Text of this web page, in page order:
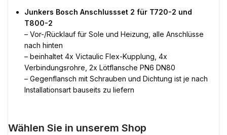
Junkers Bosch Anschlussset 2 für T720-2 und
T800-2
– Vor-/Rücklauf für Sole und Heizung, alle Anschlüsse
nach hinten
– beinhaltet 4x Victaulic Flex-Kupplung, 4x
Verbindungsrohre, 2x Lötflansche PN6 DN80
– Gegenflansch mit Schrauben und Dichtung ist je nach
Installationsart bauseits zu liefern
Wählen Sie in unserem Shop